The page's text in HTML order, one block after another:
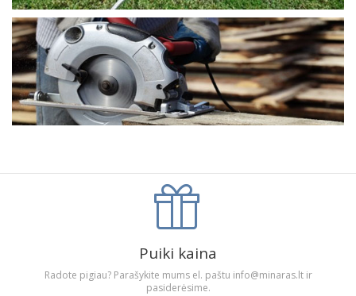
Puiki kaina
Radote pigiau? Parašykite mums el. paštu info@minaras.lt ir
pasiderėsime.